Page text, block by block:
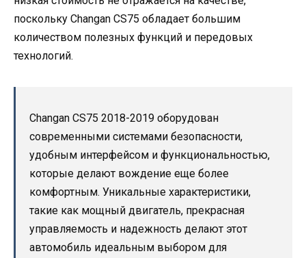
поскольку Changan CS75 обладает большим
количеством полезных функций и передовых
технологий.
Changan CS75 2018-2019 оборудован
современными системами безопасности,
удобным интерфейсом и функциональностью,
которые делают вождение еще более
комфортным. Уникальные характеристики,
такие как мощный двигатель, прекрасная
управляемость и надежность делают этот
автомобиль идеальным выбором для